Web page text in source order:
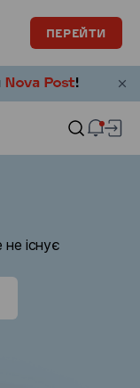
ПЕРЕЙТИ
не існує